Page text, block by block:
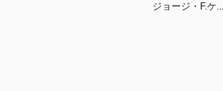
ジョージ・F.ケ...